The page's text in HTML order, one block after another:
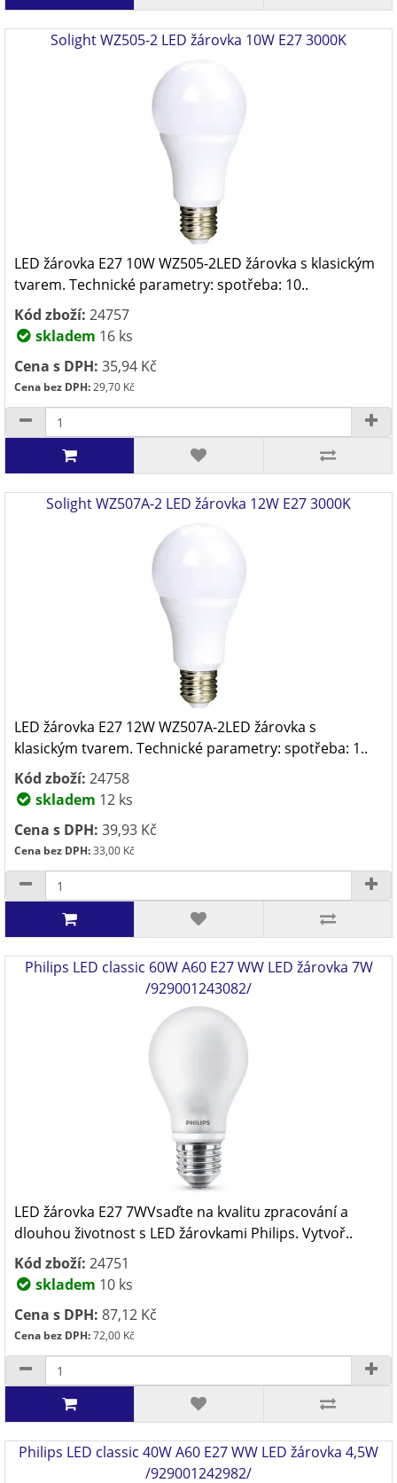
Solight WZ505-2 LED žárovka 10W E27 3000K
LED žárovka E27 10W WZ505-2LED žárovka s klasickým
tvarem. Technické parametry: spotřeba: 10..
Kód zboží: 24757
skladem 16 ks
Cena s DPH: 35,94 Kč
Cena bez DPH:29,70 Kč
Solight WZ507A-2 LED žárovka 12W E27 3000K
LED žárovka E27 12W WZ507A-2LED žárovka s
klasickým tvarem. Technické parametry: spotřeba: 1..
Kód zboží: 24758
skladem 12 ks
Cena s DPH: 39,93 Kč
Cena bez DPH:33,00 Kč
Philips LED classic 60W A60 E27 WW LED žárovka 7W
/929001243082/
LED žárovka E27 7WVsaďte na kvalitu zpracování a
dlouhou životnost s LED žárovkami Philips. Vytvoř..
Kód zboží: 24751
skladem 10 ks
Cena s DPH: 87,12 Kč
Cena bez DPH:72,00 Kč
Philips LED classic 40W A60 E27 WW LED žárovka 4,5W
/929001242982/